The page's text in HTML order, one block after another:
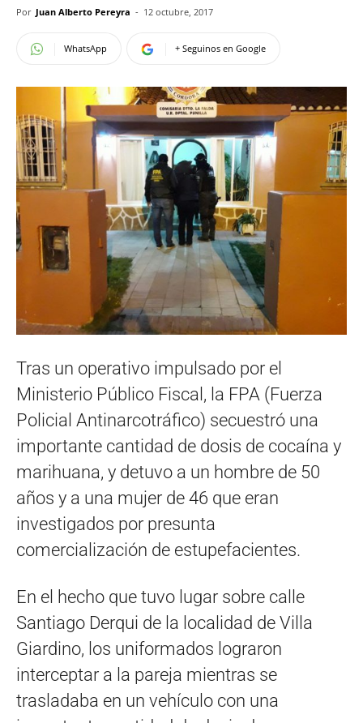
Por Juan Alberto Pereyra - 12 octubre, 2017
WhatsApp + Seguinos en Google
Tras un operativo impulsado por el
Ministerio Público Fiscal, la FPA (Fuerza
Policial Antinarcotráfico) secuestró una
importante cantidad de dosis de cocaína y
marihuana, y detuvo a un hombre de 50
años y a una mujer de 46 que eran
investigados por presunta
comercialización de estupefacientes.
En el hecho que tuvo lugar sobre calle
Santiago Derqui de la localidad de Villa
Giardino, los uniformados lograron
interceptar a la pareja mientras se
trasladaba en un vehículo con una